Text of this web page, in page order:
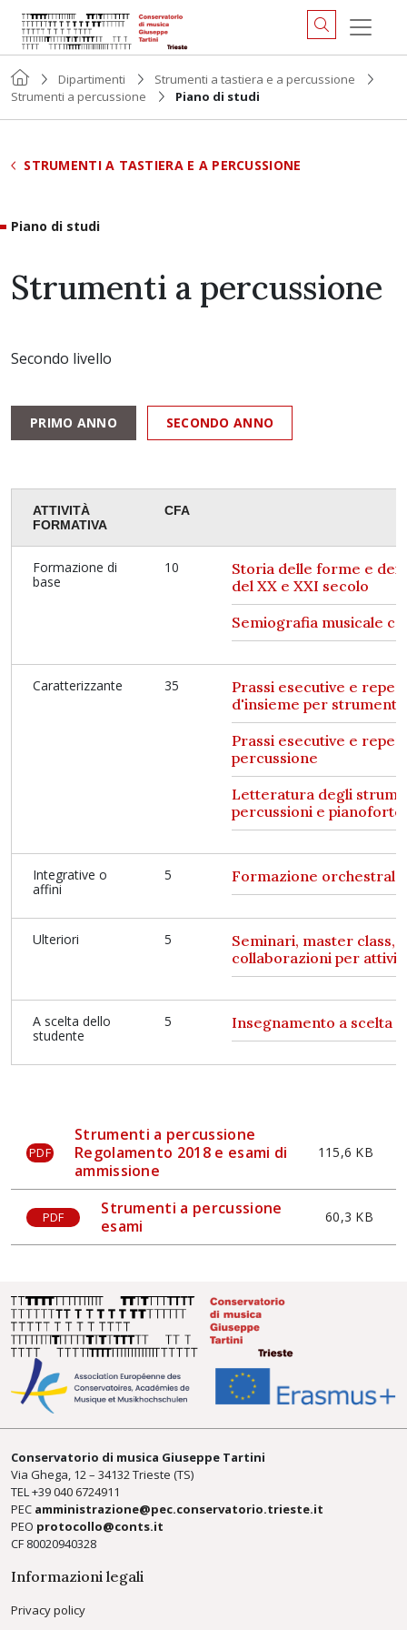
Dipartimenti
Strumenti a tastiera e a percussione
Strumenti a percussione
Piano di studi
STRUMENTI A TASTIERA E A PERCUSSIONE
Piano di studi
Strumenti a percussione
Secondo livello
PRIMO ANNO SECONDO ANNO
ATTIVITÀ
FORMATIVA
CFA
Formazione di
base
10
Storia delle forme e dei
del XX e XXI secolo
Semiografia musicale
Caratterizzante 35
Prassi esecutive e
d'insieme per strumenti
Prassi esecutive e
percussione
Letteratura degli
percussioni e pianoforte
Integrative o
affini
5 Formazione orchestrale
Ulteriori 5
Seminari, master class,
collaborazioni per
A scelta dello
studente
5 Insegnamento a scelta
PDF
Strumenti a percussione
Regolamento 2018 e esami di
ammissione
115,6 KB
PDF
Strumenti a percussione
esami
60,3 KB
Conservatorio di musica Giuseppe Tartini
Via Ghega, 12 – 34132 Trieste (TS)
TEL +39040 6724911
PEC amministrazione@pec.conservatorio.trieste.it
PEO protocollo@conts.it
CF 80020940328
Informazioni legali
Privacy policy